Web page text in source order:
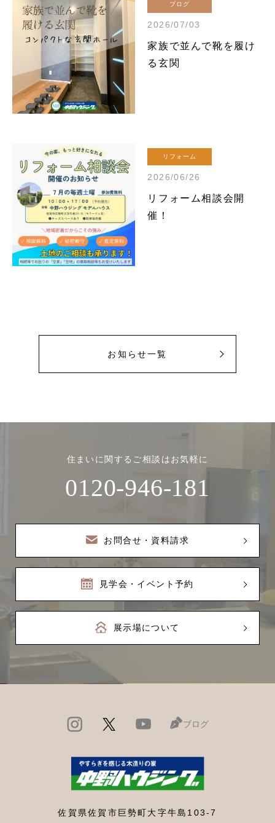
ブログ
2026/07/03
家族で並んで靴を履け
る玄関
リフォーム
2026/06/26
リフォーム相談会開
催！
お知らせ一覧
住まいに関するご相談はお気軽に
0120-946-181
お問合せ・資料請求
見学会・イベント予約
展示場について
ブログ
佐賀県佐賀市巨勢町大字牛島103-7